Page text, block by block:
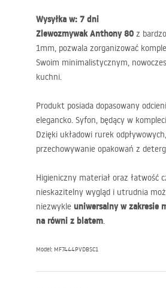
Wysyłka w: 7 dni
Zlewozmywak Anthony 80 z
1mm, pozwala zorganizować
Swoim minimalistycznym,
kuchni.
Produkt posiada dopasowany
elegancko. Syfon, będący w
Dzięki układowi rurek
przechowywanie opakowań z
Higieniczny materiał oraz łatwość
nieskazitelny wygląd i utrudnia
niezwykle uniwersalny w zakresie
na równi z blatem.
Model: MF7444PVDBSC1